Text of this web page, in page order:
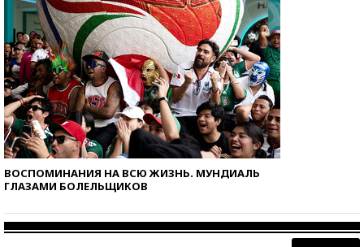
ВОСПОМИНАНИЯ НА ВСЮ ЖИЗНЬ. МУНДИАЛЬ
ГЛАЗАМИ БОЛЕЛЬЩИКОВ